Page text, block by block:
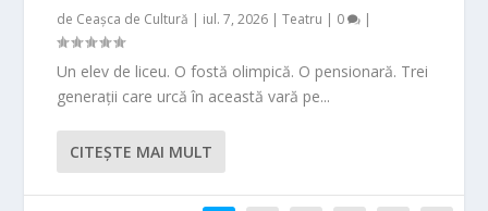
de Ceașca de Cultură | iul. 7, 2026 |Teatru | 0 |
Un elev de liceu. O fostă olimpică. O pensionară. Trei
generații care urcă în această vară pe...
CITEŞTE MAI MULT